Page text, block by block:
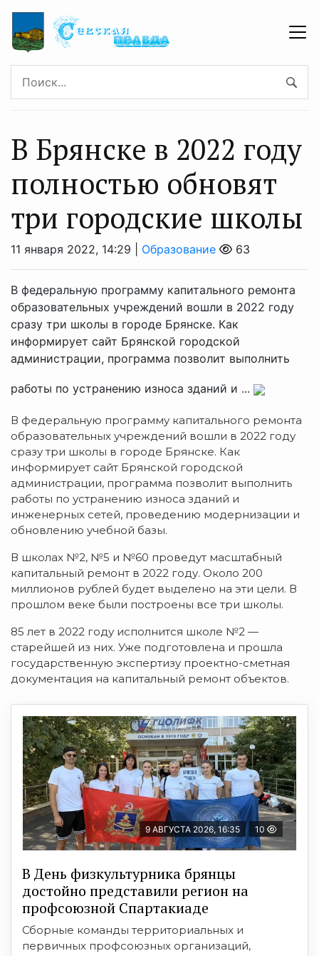
В Брянске в 2022 году
полностью обновят
три городские школы
11 января 2022, 14:29 | Образование 63
В федеральную программу капитального ремонта
образовательных учреждений вошли в 2022 году
сразу три школы в городе Брянске. Как
информирует сайт Брянской городской
администрации, программа позволит выполнить
работы по устранению износа зданий и ...
В федеральную программу капитального ремонта
образовательных учреждений вошли в 2022 году
сразу три школы в городе Брянске. Как
информирует сайт Брянской городской
администрации, программа позволит выполнить
работы по устранению износа зданий и
инженерных сетей, проведению модернизации и
обновлению учебной базы.
В школах №2, №5 и №60 проведут масштабный
капитальный ремонт в 2022 году. Около 200
миллионов рублей будет выделено на эти цели. В
прошлом веке были построены все три школы.
85 лет в 2022 году исполнится школе №2 —
старейшей из них. Уже подготовлена и прошла
государственную экспертизу проектно-сметная
документация на капитальный ремонт объектов.
9 АВГУСТА 2026, 16:35 10
В День физкультурника брянцы
достойно представили регион на
профсоюзной Спартакиаде
Сборные команды территориальных и
первичных профсоюзных организаций,